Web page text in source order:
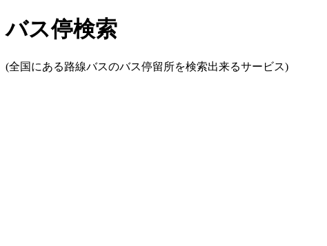
バス停検索
(全国にある路線バスのバス停留所を検索出来るサービス)